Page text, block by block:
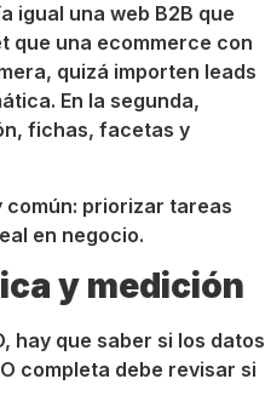
igual una web B2B que
que una ecommerce con
quizá importen leads
En la segunda,
fichas, facetas y
común: priorizar tareas
en negocio.
y medición
hay que saber si los datos
completa debe revisar si